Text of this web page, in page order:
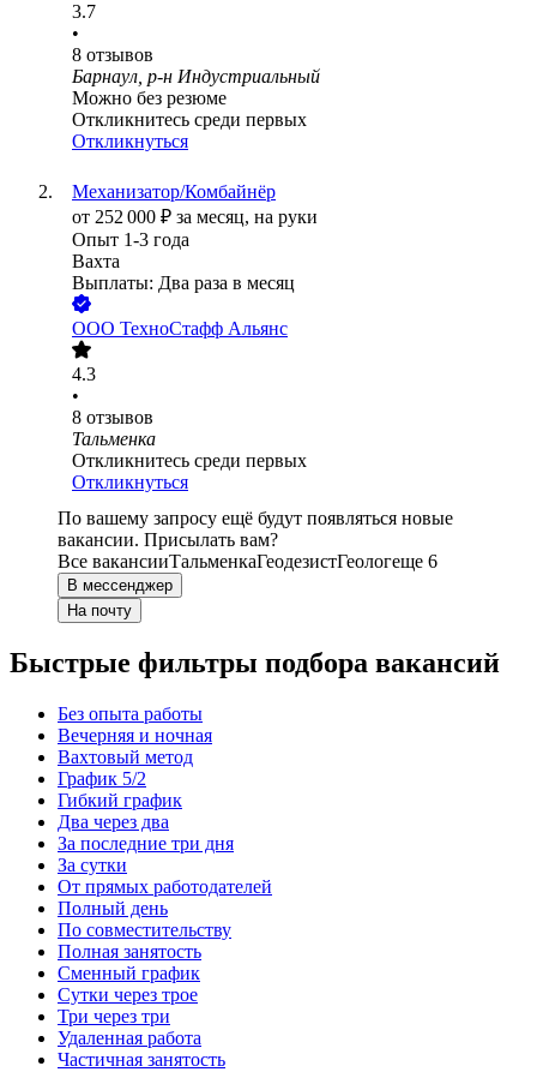
3.7
•
8 отзывов
Барнаул, р-н Индустриальный
Можно без резюме
Откликнитесь среди первых
Откликнуться
Механизатор/Комбайнёр
от 252 000 ₽ за месяц, на руки
Опыт 1-3 года
Вахта
Выплаты: Два раза в месяц
ООО ТехноСтафф Альянс
4.3
•
8 отзывов
Тальменка
Откликнитесь среди первых
Откликнуться
По вашему запросу ещё будут появляться новые
вакансии. Присылать вам?
Все вакансииТальменкаГеодезистГеологеще 6
В мессенджер
На почту
Быстрые фильтры подбора вакансий
Без опыта работы
Вечерняя и ночная
Вахтовый метод
График 5/2
Гибкий график
Два через два
За последние три дня
За сутки
От прямых работодателей
Полный день
По совместительству
Полная занятость
Сменный график
Сутки через трое
Три через три
Удаленная работа
Частичная занятость